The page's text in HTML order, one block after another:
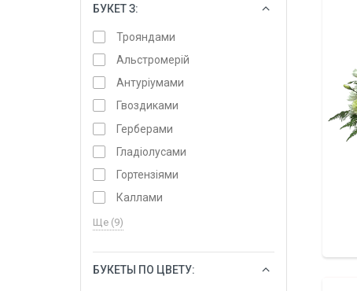
БУКЕТ З:
Трояндами
Альстромерій
Антуріумами
Гвоздиками
Герберами
Гладіолусами
Гортензіями
Каллами
Ще (9)
БУКЕТЫ ПО ЦВЕТУ: